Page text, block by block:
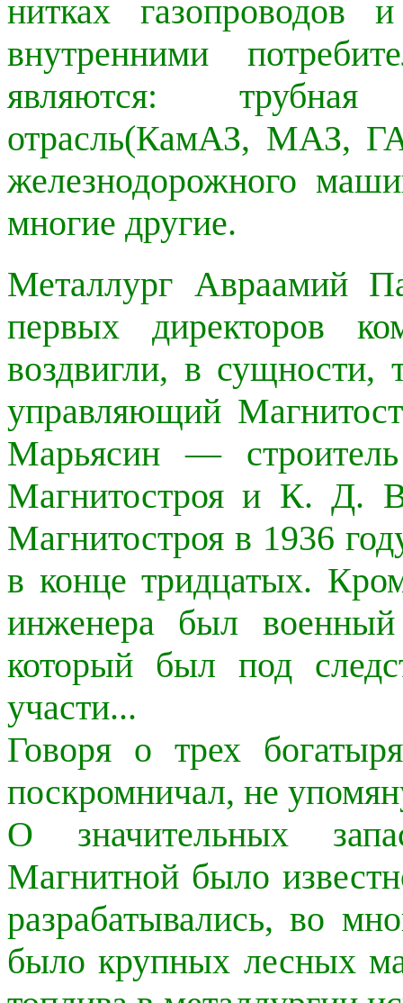
нитках газопроводов
внутренними
являются: трубная
отрасль(КамАЗ, МАЗ,
железнодорожного
многие другие.
Металлург Авраамий
первых директоров
воздвигли, в
управляющий
Марьясин —
Магнитостроя и К. Д.
Магнитостроя в 1936
в конце тридцатых.
инженера был
который был под
участи...
Говоря о трех
поскромничал, не
О значительных
Магнитной было
разрабатывались, во
было крупных лесных